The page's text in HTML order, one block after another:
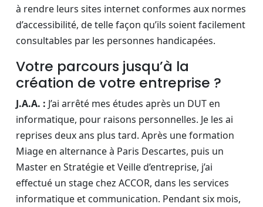
à rendre leurs sites internet conformes aux normes
d’accessibilité, de telle façon qu’ils soient facilement
consultables par les personnes handicapées.
Votre parcours jusqu’à la
création de votre entreprise ?
J.A.A. : J’ai arrêté mes études après un DUT en
informatique, pour raisons personnelles. Je les ai
reprises deux ans plus tard. Après une formation
Miage en alternance à Paris Descartes, puis un
Master en Stratégie et Veille d’entreprise, j’ai
effectué un stage chez ACCOR, dans les services
informatique et communication. Pendant six mois,